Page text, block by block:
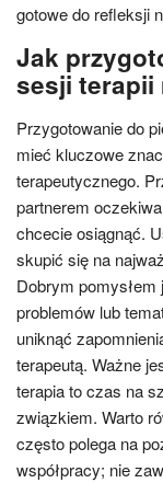
gotowe do refleksji
Jak
sesji terapii
Przygotowanie do
mieć kluczowe
terapeutycznego.
partnerem
chcecie osiągnąć.
skupić się na
Dobrym
problemów lub
uniknąć
terapeutą. Ważne
terapia to czas na
związkiem. Warto
często polega na
współpracy; nie